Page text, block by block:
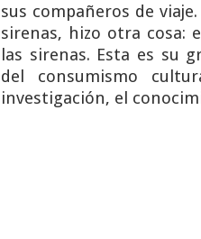
sus compañeros de
sirenas, hizo otra cosa:
las sirenas. Esta es su
del consumismo
investigación, el